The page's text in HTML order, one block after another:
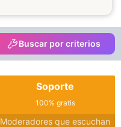
Buscar por criterios
Soporte
100% gratis
Moderadores que escuchan